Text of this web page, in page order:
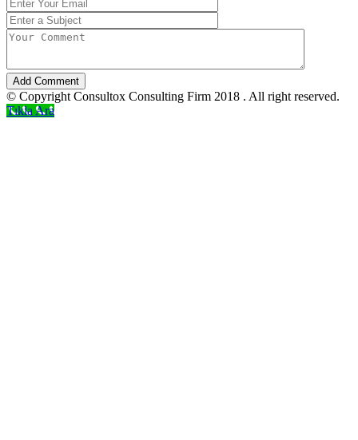
Add Comment
© Copyright Consultox Consulting Firm 2018 . All right reserved.
Tıkla Ara